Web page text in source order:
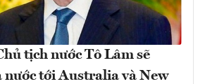
tịch nước Tô Lâm sẽ
nước tới Australia và New